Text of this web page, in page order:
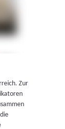
Zur